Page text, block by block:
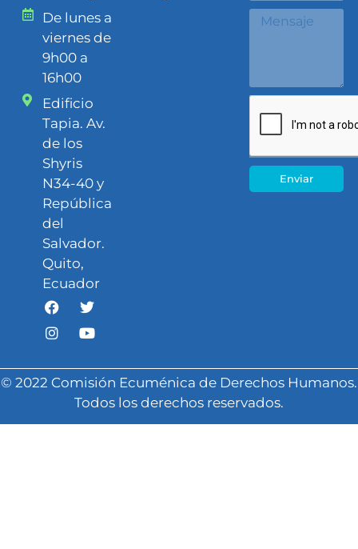
De lunes a
viernes de
9h00 a
16h00
Edificio
Tapia. Av.
de los
Shyris
N34-40 y
República
del
Salvador.
Quito,
Ecuador
Enviar
© 2022 Comisión Ecuménica de Derechos Humanos.
Todos los derechos reservados.